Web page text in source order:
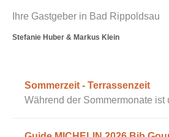
Ihre Gastgeber in Bad Rippoldsau
Stefanie Huber & Markus Klein
Sommerzeit - Terrassenzeit
Während der Sommermonate